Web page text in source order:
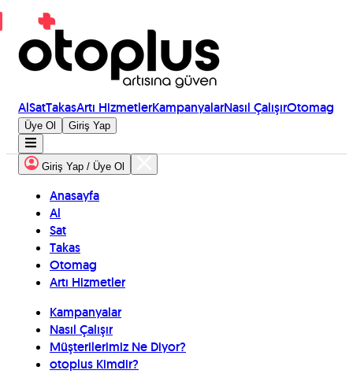
AlSatTakasArtı HizmetlerKampanyalarNasıl ÇalışırOtomag
Üye Ol Giriş Yap
Giriş Yap / Üye Ol
Anasayfa
Al
Sat
Takas
Otomag
Artı Hizmetler
Kampanyalar
Nasıl Çalışır
Müşterilerimiz Ne Diyor?
otoplus Kimdir?